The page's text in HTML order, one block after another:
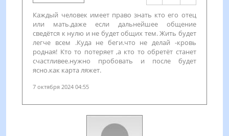
Каждый человек имеет право знать кто его отец
или мать.даже если дальнейшее общение
сведётся к нулю и не будет общих тем. Жить будет
легче всем .Куда не беги.что не делай -кровь
родная! Кто то потеряет ,а кто то обретёт станет
счастливее.нужно пробовать и после будет
ясно.как карта ляжет.
7 октября 2024 04:55